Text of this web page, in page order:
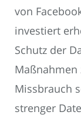
von
investiert
Schutz der
Maßnahmen
Missbrauch
strenger